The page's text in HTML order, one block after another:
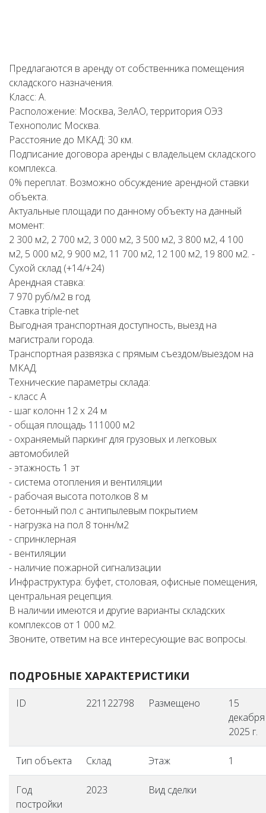
Предлагаются в аренду от собственника помещения
складского назначения.
Класс: А.
Расположение: Москва, ЗелАО, территория ОЭЗ
Технополис Москва.
Расстояние до МКАД: 30 км.
Подписание договора аренды с владельцем складского
комплекса.
0% переплат. Возможно обсуждение арендной ставки
объекта.
Актуальные площади по данному объекту на данный
момент:
2 300 м2, 2 700 м2, 3 000 м2, 3 500 м2, 3 800 м2, 4 100
м2, 5 000 м2, 9 900 м2, 11 700 м2, 12 100 м2, 19 800 м2. -
Сухой склад (+14/+24)
Арендная ставка:
7 970 руб/м2 в год.
Ставка triple-net
Выгодная транспортная доступность, выезд на
магистрали города.
Транспортная развязка с прямым съездом/выездом на
МКАД.
Технические параметры склада:
- класс А
- шаг колонн 12 х 24 м
- общая площадь 111000 м2
- охраняемый паркинг для грузовых и легковых
автомобилей
- этажность 1 эт
- система отопления и вентиляции
- рабочая высота потолков 8 м
- бетонный пол с антипылевым покрытием
- нагрузка на пол 8 тонн/м2
- спринклерная
- вентиляции
- наличие пожарной сигнализации
Инфраструктура: буфет, столовая, офисные помещения,
центральная рецепция.
В наличии имеются и другие варианты складских
комплексов от 1 000 м2.
Звоните, ответим на все интересующие вас вопросы.
ПОДРОБНЫЕ ХАРАКТЕРИСТИКИ
ID 221122798 Размещено
15
декабря
2025 г.
Тип объекта Склад Этаж 1
Год
постройки
2023 Вид сделки